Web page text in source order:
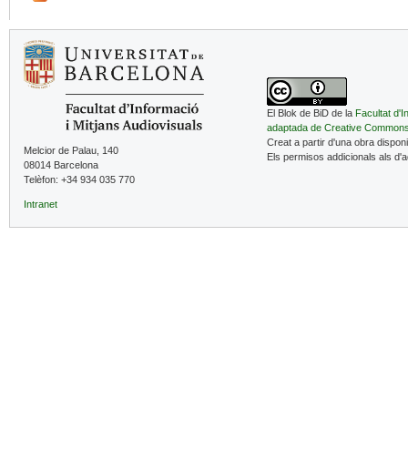
Melcior de Palau, 140
08014 Barcelona
Telèfon: +34 934 035 770
Intranet
El Blok de BiD de la Facultat
adaptada de Creative
Creat a partir d'una obra
Els permisos addicionals als